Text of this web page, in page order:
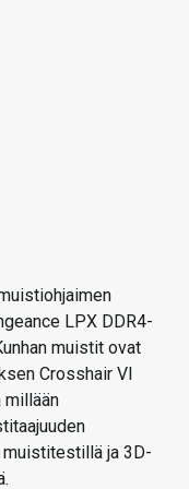
LPX DDR4-
muistit ovat
Crosshair VI
millään
ja 3D-